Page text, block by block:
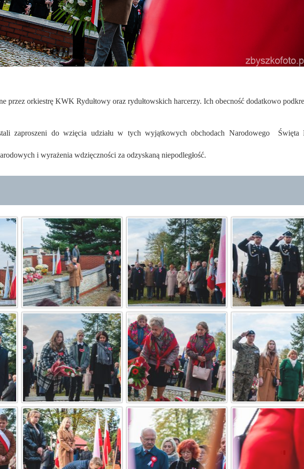
przez orkiestrę KWK Rydułtowy oraz rydułtowskich harcerzy. Ich obecność dodatkowo
zaproszeni do wzięcia udziału w tych wyjątkowych obchodach Narodowego Święta
i wyrażenia wdzięczności za odzyskaną niepodległość.